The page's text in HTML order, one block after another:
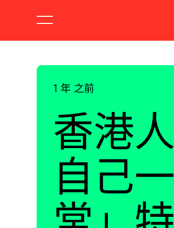
1 年 之前
香港
自己